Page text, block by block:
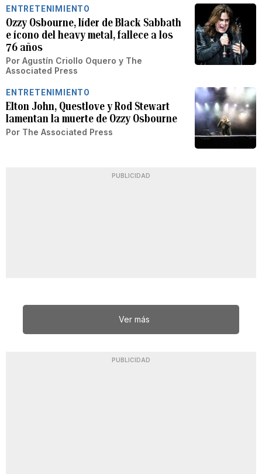
ENTRETENIMIENTO
Ozzy Osbourne, líder de Black Sabbath
e ícono del heavy metal, fallece a los
76 años
Por Agustín Criollo Oquero y The
Associated Press
ENTRETENIMIENTO
Elton John, Questlove y Rod Stewart
lamentan la muerte de Ozzy Osbourne
Por The Associated Press
PUBLICIDAD
Ver más
PUBLICIDAD